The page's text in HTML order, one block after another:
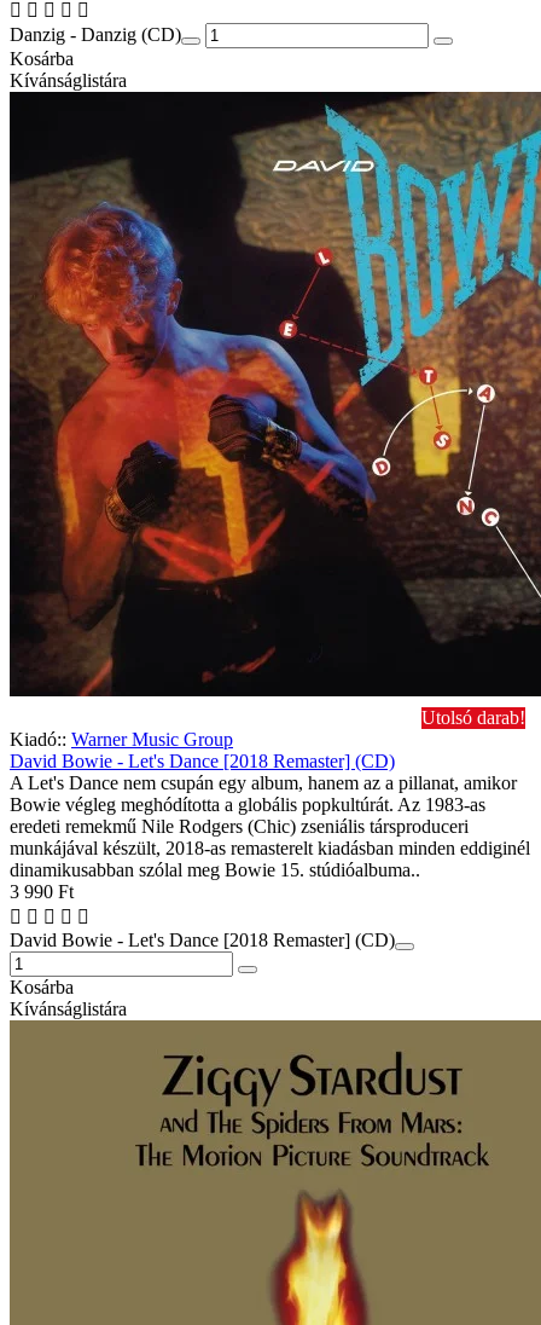
Danzig - Danzig (CD)
Kosárba
Kívánságlistára
Utolsó darab!
Kiadó:: Warner Music Group
David Bowie - Let's Dance [2018 Remaster] (CD)
A Let's Dance nem csupán egy album, hanem az a pillanat, amikor
Bowie végleg meghódította a globális popkultúrát. Az 1983-as
eredeti remekmű Nile Rodgers (Chic) zseniális társproduceri
munkájával készült, 2018-as remasterelt kiadásban minden eddiginél
dinamikusabban szólal meg Bowie 15. stúdióalbuma..
3 990 Ft
David Bowie - Let's Dance [2018 Remaster] (CD)
Kosárba
Kívánságlistára